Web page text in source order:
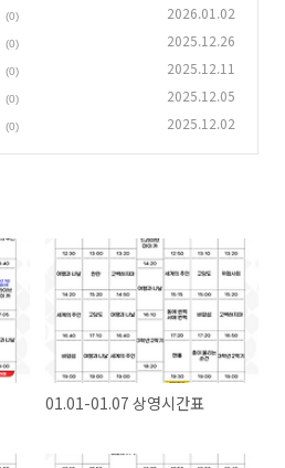
(0) 2026.01.02
(0) 2025.12.26
(0) 2025.12.11
(0) 2025.12.05
(0) 2025.12.02
01.01-01.07 상영시간표